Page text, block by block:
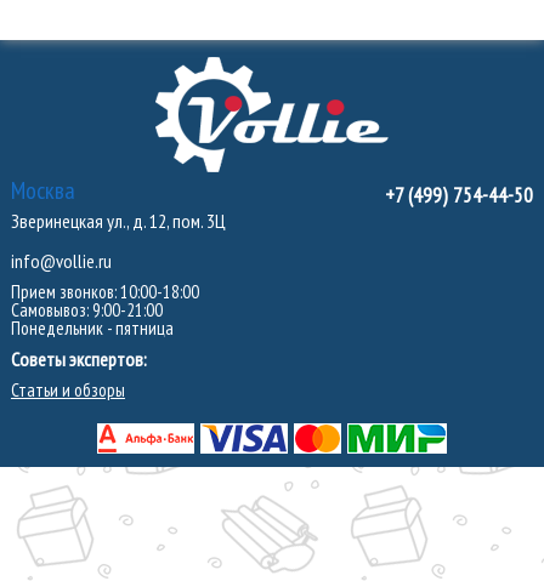
Москва
Зверинецкая ул., д. 12, пом. 3Ц
info@vollie.ru
Прием звонков: 10:00-18:00
Самовывоз: 9:00-21:00
Понедельник - пятница
Советы экспертов:
Статьи и обзоры
+7 (499) 754-44-50